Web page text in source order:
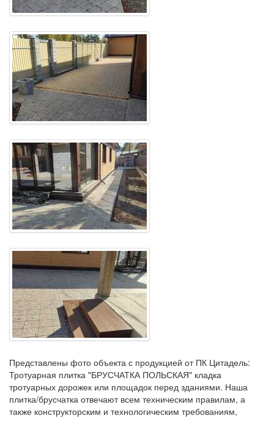
Представлены фото объекта с продукцией от ПК Цитадель:
Тротуарная плитка "БРУСЧАТКА ПОЛЬСКАЯ" кладка
тротуарных дорожек или площадок перед зданиями. Наша
плитка/брусчатка отвечают всем техническим правилам, а
также конструкторским и технологическим требованиям,